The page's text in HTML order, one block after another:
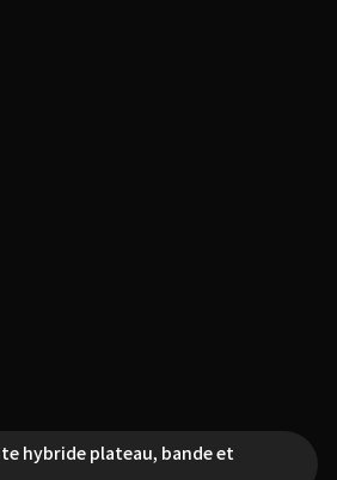
hybride plateau, bande et